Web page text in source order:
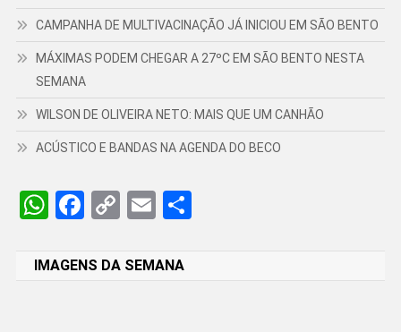
CAMPANHA DE MULTIVACINAÇÃO JÁ INICIOU EM SÃO BENTO
MÁXIMAS PODEM CHEGAR A 27ºC EM SÃO BENTO NESTA
SEMANA
WILSON DE OLIVEIRA NETO: MAIS QUE UM CANHÃO
ACÚSTICO E BANDAS NA AGENDA DO BECO
WhatsApp
Facebook
CopyEmailShare
IMAGENS DA SEMANA